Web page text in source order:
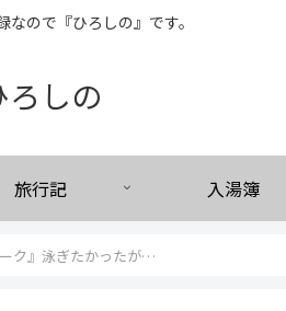
なので『ひろしの』です。
ろしの
旅行記 入湯簿
ク』泳ぎたかったが…